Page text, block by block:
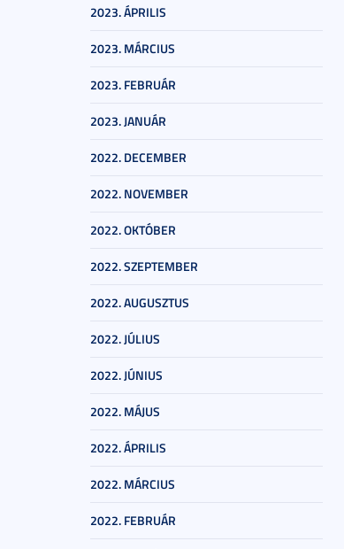
2023. ÁPRILIS
2023. MÁRCIUS
2023. FEBRUÁR
2023. JANUÁR
2022. DECEMBER
2022. NOVEMBER
2022. OKTÓBER
2022. SZEPTEMBER
2022. AUGUSZTUS
2022. JÚLIUS
2022. JÚNIUS
2022. MÁJUS
2022. ÁPRILIS
2022. MÁRCIUS
2022. FEBRUÁR